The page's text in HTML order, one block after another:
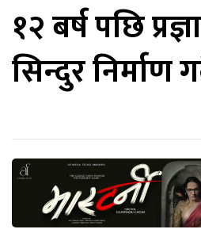
१२ बर्ष पछि
सिन्दुर निर्माण